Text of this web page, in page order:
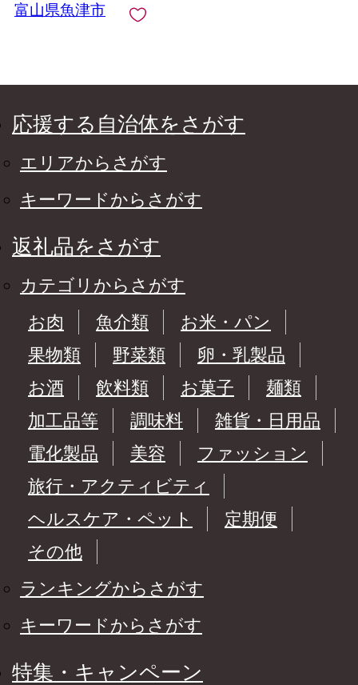
富山県魚津市
応援する自治体をさがす
エリアからさがす
キーワードからさがす
返礼品をさがす
カテゴリからさがす
お肉
魚介類
お米・パン
果物類
野菜類
卵・乳製品
お酒
飲料類 お菓子
麺類
加工品等
調味料
雑貨・日用品
電化製品
美容
ファッション
旅行・アクティビティ
ヘルスケア・ペット
定期便
その他
ランキングからさがす
キーワードからさがす
特集・キャンペーン